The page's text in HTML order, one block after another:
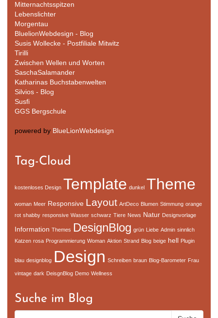
Mitternachtsspitzen
Lebenslichter
Morgentau
BluelionWebdesign - Blog
Susis Wollecke - Postfiliale Mitwitz
Tirilli
Zwischen Wellen und Worten
SaschaSalamander
Katharinas Buchstabenwelten
Silvios - Blog
Susfi
GGS Bergschule
powered by BlueLionWebdesign
Tag-Cloud
kostenloses Design Template dunkel Theme
woman Meer Responsive Layout ArtDeco Blumen Stimmung orange
rot shabby responsive Wasser schwarz Tiere News Natur Designvorlage
Information Themes DesignBlog grün Liebe Admin sinnlich
Katzen rosa Programmierung Woman Aktion Strand Blog beige hell Plugin
blau designblog Design Schreiben braun Blog-Barometer Frau
vintage dark DeisgnBlog Demo Wellness
Suche im Blog